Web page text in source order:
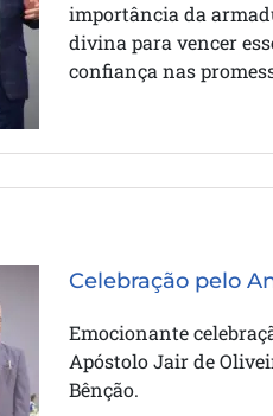
importância da
divina para vencer
confiança nas
Celebração pelo
Emocionante
Apóstolo Jair de
Bênção.